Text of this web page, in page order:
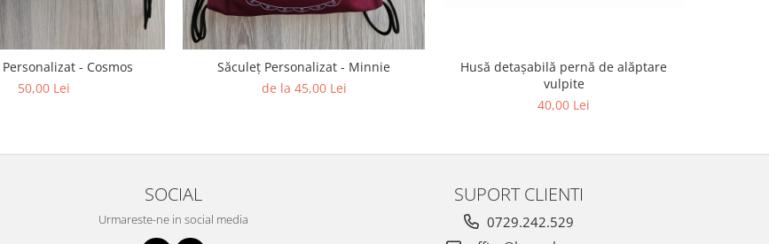
- Cosmos
50,00 Lei
Săculeț Personalizat - Minnie
de la 45,00 Lei
Husă detașabilă pernă de alăptare
vulpite
40,00 Lei
SOCIAL
Urmareste-ne in social media
SUPORT CLIENTI
0729.242.529